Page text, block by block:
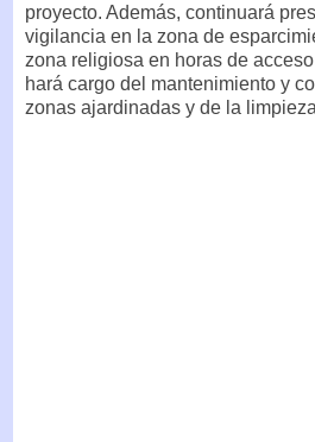
proyecto. Además, continuará
vigilancia en la zona de
zona religiosa en horas de
hará cargo del mantenimiento y
zonas ajardinadas y de la